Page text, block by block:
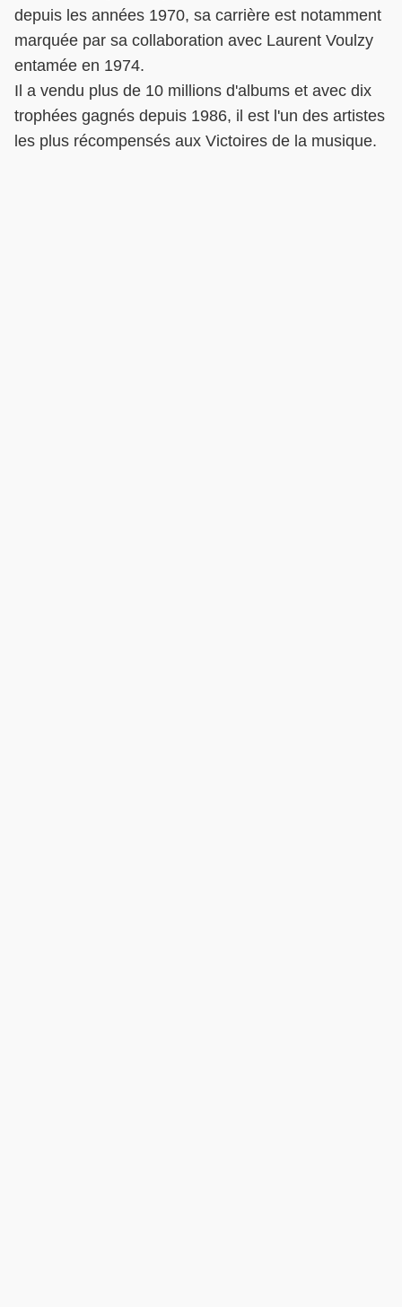
depuis les années 1970, sa carrière est notamment
marquée par sa collaboration avec Laurent Voulzy
entamée en 1974.
Il a vendu plus de 10 millions d'albums et avec dix
trophées gagnés depuis 1986, il est l'un des artistes
les plus récompensés aux Victoires de la musique.